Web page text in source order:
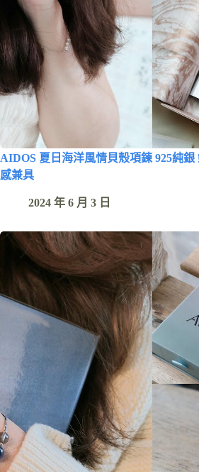
AIDOS 夏日海洋風情貝殼項鍊 925純
感兼具
2024 年 6 月 3 日